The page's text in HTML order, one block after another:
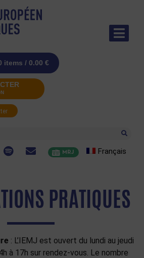
items / 0.00 €
MRJ Français
PRATIQUES
: L’IEMJ est ouvert du lundi au jeudi
à 17h sur rendez-vous. Le nombre